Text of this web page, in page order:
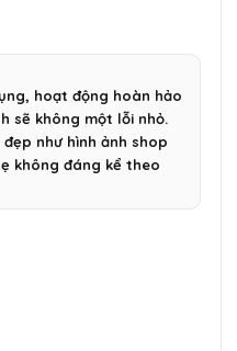
hoạt động hoàn hảo
sẽ không một lỗi nhỏ.
như hình ảnh shop
không đáng kể theo